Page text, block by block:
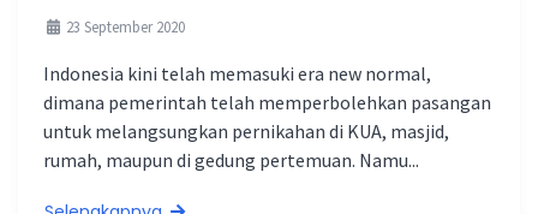
23 September 2020
Indonesia kini telah memasuki era new normal,
dimana pemerintah telah memperbolehkan pasangan
untuk melangsungkan pernikahan di KUA, masjid,
rumah, maupun di gedung pertemuan. Namu...